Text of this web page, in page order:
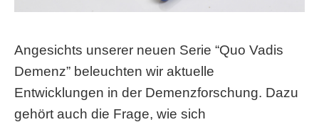
Angesichts unserer neuen Serie “Quo Vadis
Demenz” beleuchten wir aktuelle
Entwicklungen in der Demenzforschung. Dazu
gehört auch die Frage, wie sich